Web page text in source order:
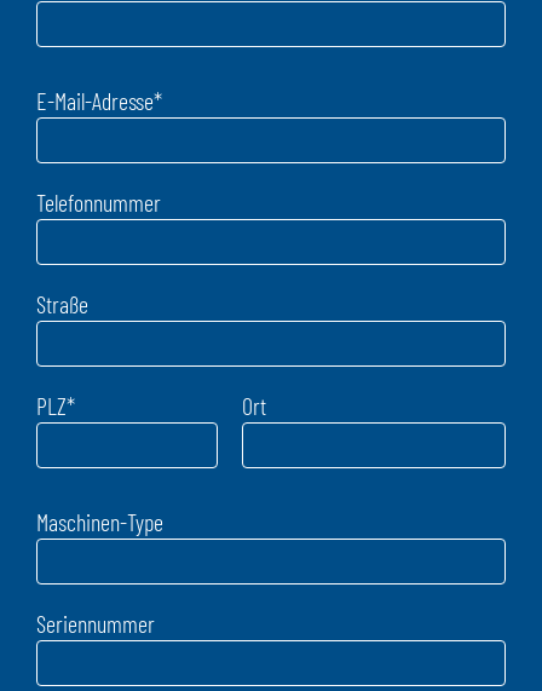
E-Mail-Adresse*
Telefonnummer
Straße
PLZ* Ort
Maschinen-Type
Seriennummer